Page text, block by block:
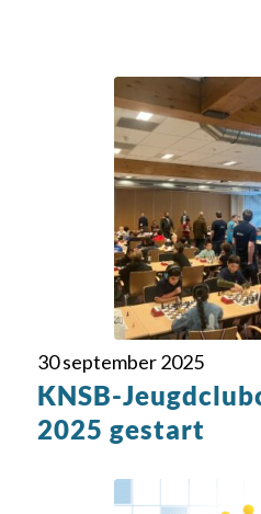
30 september 2025
KNSB-
2025 gestart